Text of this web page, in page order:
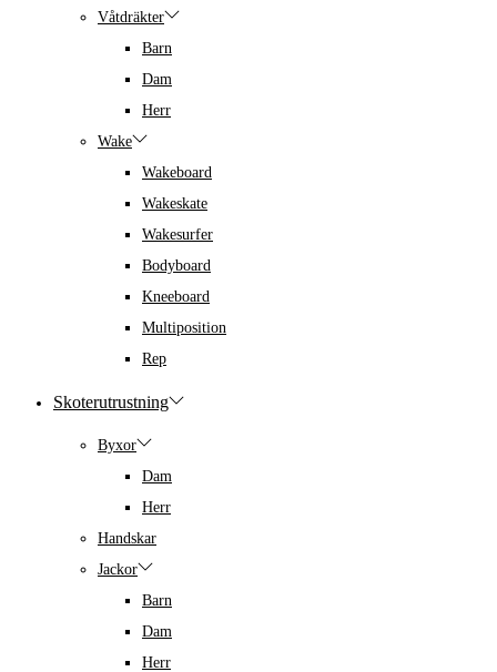
Våtdräkter
Barn
Dam
Herr
Wake
Wakeboard
Wakeskate
Wakesurfer
Bodyboard
Kneeboard
Multiposition
Rep
Skoterutrustning
Byxor
Dam
Herr
Handskar
Jackor
Barn
Dam
Herr